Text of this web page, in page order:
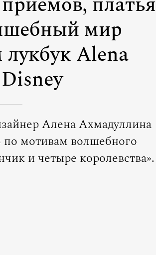
мир
Alena
Алена Ахмадуллина
мотивам волшебного
и четыре королевства».